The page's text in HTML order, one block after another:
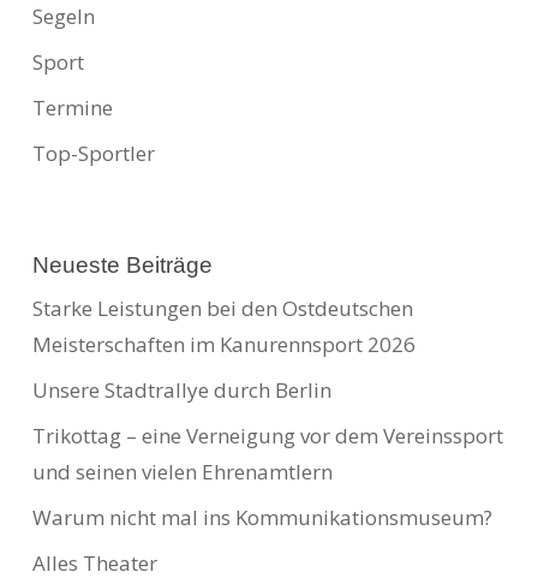
Segeln
Sport
Termine
Top-Sportler
Neueste Beiträge
Starke Leistungen bei den Ostdeutschen
Meisterschaften im Kanurennsport 2026
Unsere Stadtrallye durch Berlin
Trikottag – eine Verneigung vor dem Vereinssport
und seinen vielen Ehrenamtlern
Warum nicht mal ins Kommunikationsmuseum?
Alles Theater